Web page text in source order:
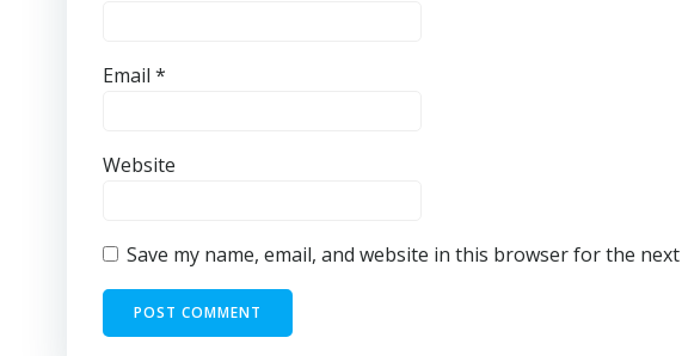
Email *
Website
Save my name, email, and website in this browser for the